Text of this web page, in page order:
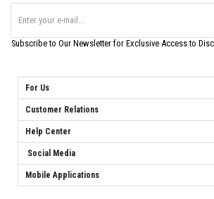
Subscribe to Our Newsletter for Exclusive Access to
For Us
Customer Relations
Help Center
Social Media
Mobile Applications